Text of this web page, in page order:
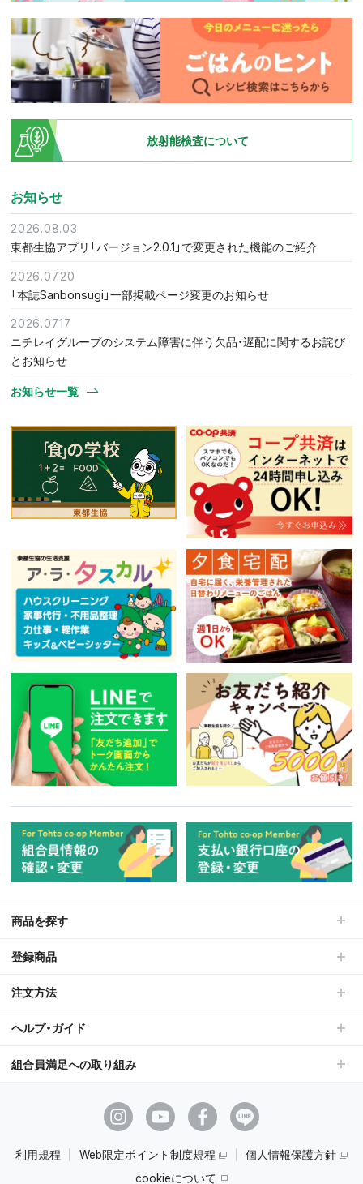
放射能検査について
お知らせ
2026.08.03
東都生協アプリ「バージョン2.0.1」で変更された機能のご紹介
2026.07.20
「本誌Sanbonsugi」一部掲載ページ変更のお知らせ
2026.07.17
ニチレイグループのシステム障害に伴う欠品・遅配に関するお詫び
とお知らせ
お知らせ一覧
商品を探す
登録商品
注文方法
ヘルプ・ガイド
組合員満足への取り組み
利用規程 Web限定ポイント制度規程
個人情報保護方針
cookieについて